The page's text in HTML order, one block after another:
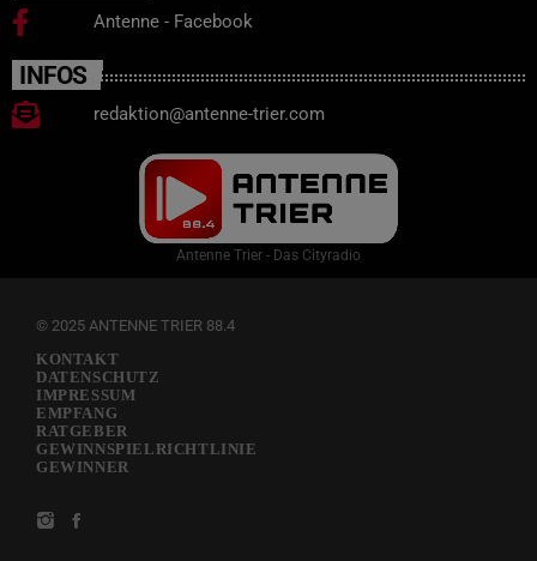
Antenne - Facebook
INFOS
redaktion@antenne-trier.com
Antenne Trier - Das Cityradio
© 2025 ANTENNE TRIER 88.4
KONTAKT
DATENSCHUTZ
IMPRESSUM
EMPFANG
RATGEBER
GEWINNSPIELRICHTLINIE
GEWINNER